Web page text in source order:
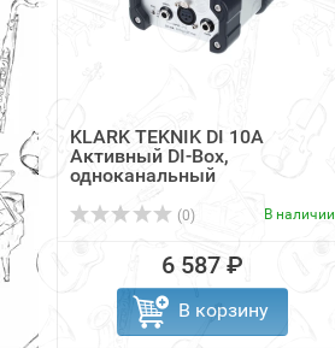
KLARK TEKNIK DI 10A
Активный DI-Box,
одноканальный
(0) В наличии
6 587 ₽
В корзину